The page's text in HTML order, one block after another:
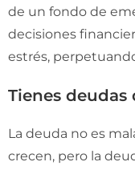
de un fondo de
decisiones
estrés,
Tienes
La deuda no es
crecen, pero la